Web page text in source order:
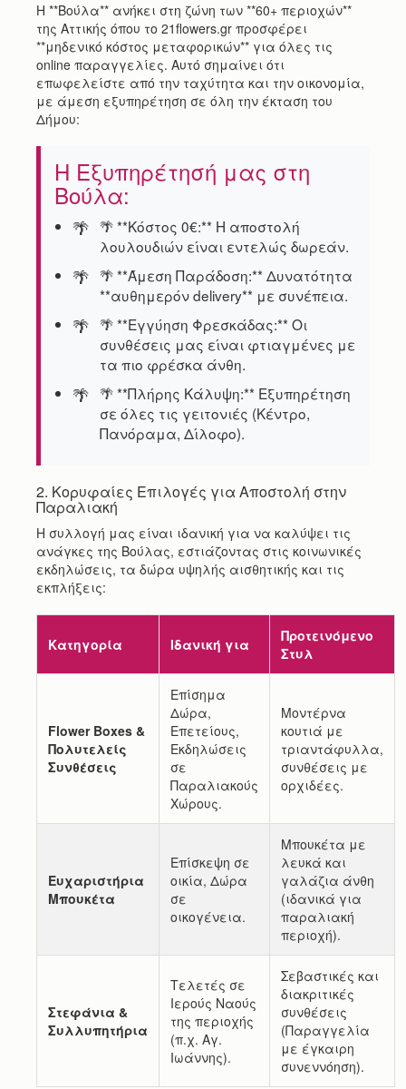
Η **Βούλα** ανήκει στη ζώνη των **60+ περιοχών**
της Αττικής όπου το 21flowers.gr προσφέρει
**μηδενικό κόστος μεταφορικών** για όλες τις
online παραγγελίες. Αυτό σημαίνει ότι
επωφελείστε από την ταχύτητα και την οικονομία,
με άμεση εξυπηρέτηση σε όλη την έκταση του
Δήμου:
Η Εξυπηρέτησή μας στη
Βούλα:
🌴 **Κόστος 0€:** Η αποστολή
λουλουδιών είναι εντελώς δωρεάν.
🌴 **Άμεση Παράδοση:** Δυνατότητα
**αυθημερόν delivery** με συνέπεια.
🌴 **Εγγύηση Φρεσκάδας:** Οι
συνθέσεις μας είναι φτιαγμένες με
τα πιο φρέσκα άνθη.
🌴 **Πλήρης Κάλυψη:** Εξυπηρέτηση
σε όλες τις γειτονιές (Κέντρο,
Πανόραμα, Δίλοφο).
2. Κορυφαίες Επιλογές για Αποστολή στην
Παραλιακή
Η συλλογή μας είναι ιδανική για να καλύψει τις
ανάγκες της Βούλας, εστιάζοντας στις κοινωνικές
εκδηλώσεις, τα δώρα υψηλής αισθητικής και τις
εκπλήξεις:
Κατηγορία Ιδανική για
Προτεινόμενο
Στυλ
Flower Boxes &
Πολυτελείς
Συνθέσεις
Επίσημα
Δώρα,
Επετείους,
Εκδηλώσεις
σε
Παραλιακούς
Χώρους.
Μοντέρνα
κουτιά με
τριαντάφυλλα,
συνθέσεις με
ορχιδέες.
Ευχαριστήρια
Μπουκέτα
Επίσκεψη σε
οικία, Δώρα
σε
οικογένεια.
Μπουκέτα με
λευκά και
γαλάζια άνθη
(ιδανικά για
παραλιακή
περιοχή).
Στεφάνια &
Συλλυπητήρια
Τελετές σε
Ιερούς Ναούς
της περιοχής
(π.χ. Αγ.
Ιωάννης).
Σεβαστικές και
διακριτικές
συνθέσεις
(Παραγγελία
με έγκαιρη
συνεννόηση).